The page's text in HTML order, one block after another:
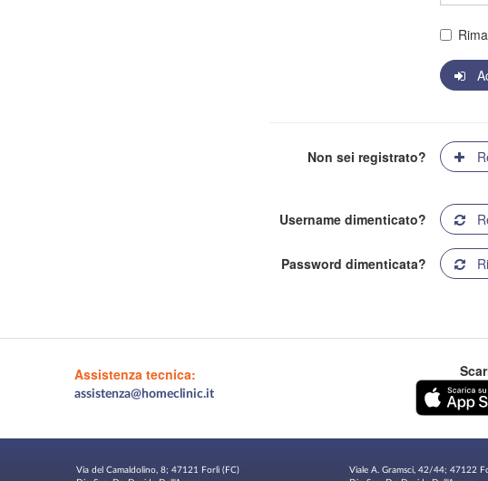
Non sei registrato?
Username dimenticato?
Password dimenticata?
Assistenza tecnica:
assistenza@homeclinic.it
Via del Camaldolino, 8; 47121 Forlì (FC)
Viale A. Gramsci, 42/44; 47122